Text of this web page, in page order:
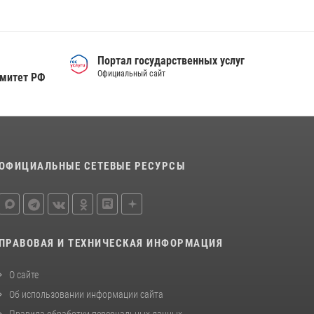
Сотрудники тюменского СОБР "Сова"
РФ
Портал государственных услуг
Официальный сайт
СЕТЕВЫЕ РЕСУРСЫ
ПРАВОВАЯ И ТЕХНИЧЕСКАЯ ИНФОРМАЦИЯ
О сайте
Об использовании информации сайта